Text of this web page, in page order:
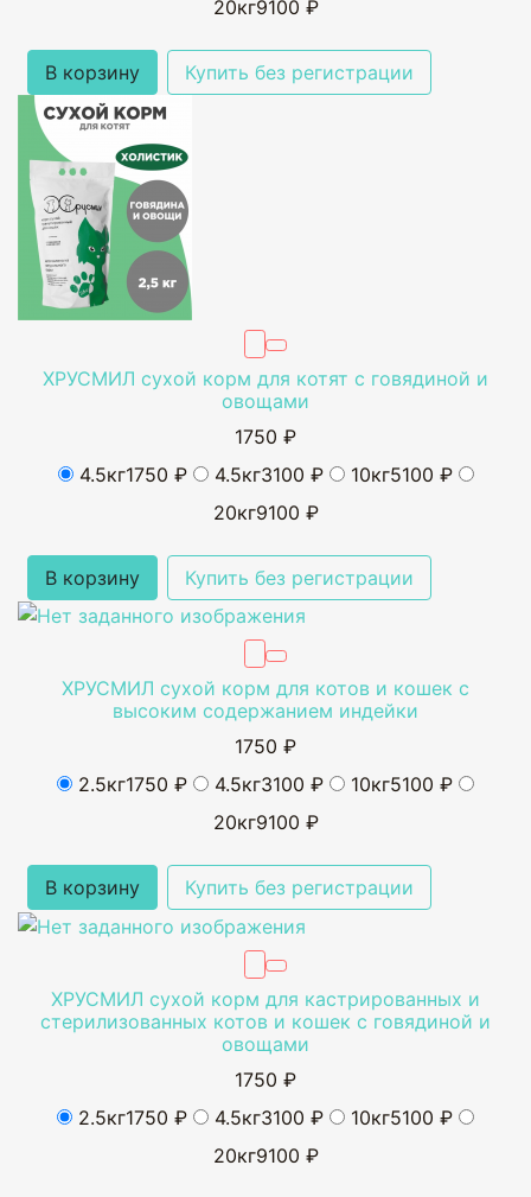
20кг9100 ₽
В корзину Купить без регистрации
ХРУСМИЛ сухой корм для котят с говядиной и
овощами
1750 ₽
4.5кг1750 ₽ 4.5кг3100 ₽ 10кг5100 ₽
20кг9100 ₽
В корзину Купить без регистрации
ХРУСМИЛ сухой корм для котов и кошек с
высоким содержанием индейки
1750 ₽
2.5кг1750 ₽ 4.5кг3100 ₽ 10кг5100 ₽
20кг9100 ₽
В корзину Купить без регистрации
ХРУСМИЛ сухой корм для кастрированных и
стерилизованных котов и кошек с говядиной и
овощами
1750 ₽
2.5кг1750 ₽ 4.5кг3100 ₽ 10кг5100 ₽
20кг9100 ₽